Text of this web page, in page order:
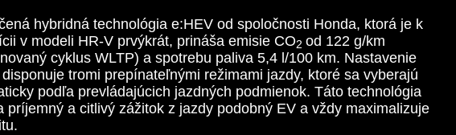
hybridná technológia e:HEV od spoločnosti Honda, ktorá je k
v modeli HR-V prvýkrát, prináša emisie CO2 od 122 g/km
cyklus WLTP) a spotrebu paliva 5,4 l/100 km. Nastavenie
tromi prepínateľnými režimami jazdy, ktoré sa vyberajú
podľa prevládajúcich jazdných podmienok. Táto technológia
príjemný a citlivý zážitok z jazdy podobný EV a vždy maximalizuje